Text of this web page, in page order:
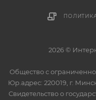
2026 ©
Общество с
Юр.адрес: 220019, г.
Свидетельство о